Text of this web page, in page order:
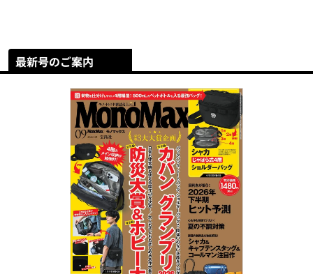
最新号のご案内